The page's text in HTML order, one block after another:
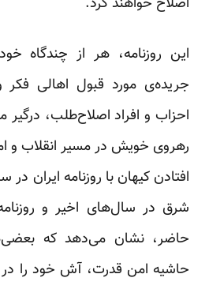
این روزنامه، هر از چندگاه
جریده‌ی مورد قبول اهالی فکر
احزاب و افراد اصلاح‌طلب، درگیر
رهروی خویش در مسیر انقلاب و
افتادن کیهان با روزنامه ایران
شرق در سال‌های اخیر و
حاضر، نشان می‌دهد که
حاشیه امن قدرت، آش خود را در